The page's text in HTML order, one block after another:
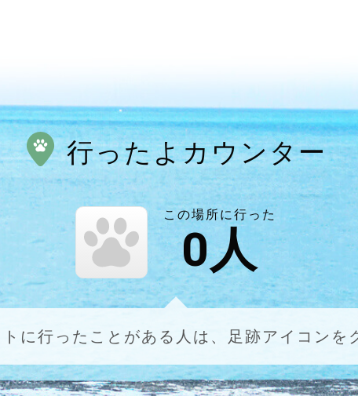
行ったよカウンター
この場所に行った
0人
に行ったことがある人は、足跡アイコンを